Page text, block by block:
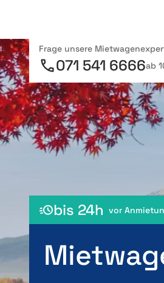
Frage unsere
071 541 6666ab
bis 24h vor